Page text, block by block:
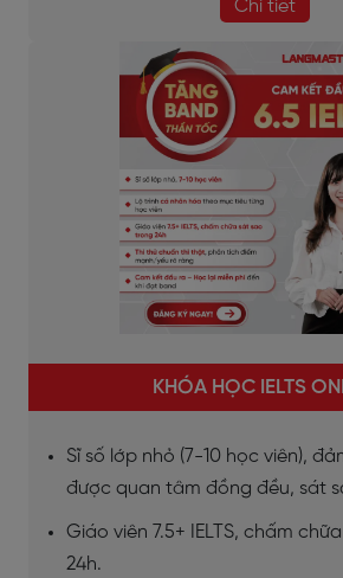
Chi tiết
KHÓA HỌC IELTS
Sĩ số lớp nhỏ (7-10 học viên),
được quan tâm đồng đều, sát
Giáo viên 7.5+ IELTS, chấm
24h.